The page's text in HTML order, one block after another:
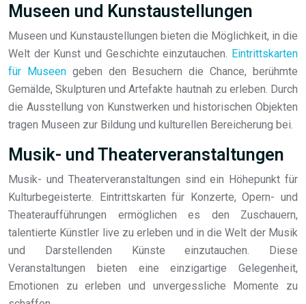
Museen und Kunstaustellungen
Museen und Kunstaustellungen bieten die Möglichkeit, in die
Welt der Kunst und Geschichte einzutauchen. Eintrittskarten
für Museengeben den Besuchern die Chance, berühmte
Gemälde, Skulpturen und Artefakte hautnah zu erleben. Durch
die Ausstellung von Kunstwerken und historischen Objekten
tragen Museen zur Bildung und kulturellen Bereicherung bei.
Musik- und Theaterveranstaltungen
Musik- und Theaterveranstaltungen sind ein Höhepunkt für
Kulturbegeisterte. Eintrittskarten für Konzerte, Opern- und
Theateraufführungen ermöglichen es den Zuschauern,
talentierte Künstler live zu erleben und in die Welt der Musik
und Darstellenden Künste einzutauchen. Diese
Veranstaltungen bieten eine einzigartige Gelegenheit,
Emotionen zu erleben und unvergessliche Momente zu